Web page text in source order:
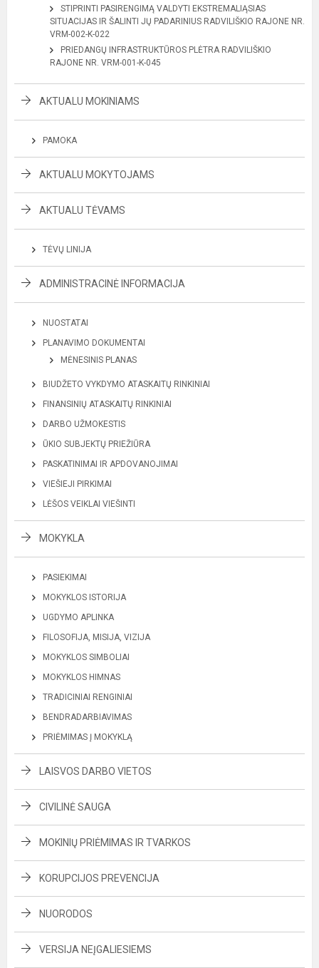
STIPRINTI PASIRENGIMĄ VALDYTI EKSTREMALIĄSIAS
SITUACIJAS IR ŠALINTI JŲ PADARINIUS RADVILIŠKIO RAJONE NR.
VRM-002-K-022
PRIEDANGŲ INFRASTRUKTŪROS PLĖTRA RADVILIŠKIO
RAJONE NR. VRM-001-K-045
AKTUALU MOKINIAMS
PAMOKA
AKTUALU MOKYTOJAMS
AKTUALU TĖVAMS
TĖVŲ LINIJA
ADMINISTRACINĖ INFORMACIJA
NUOSTATAI
PLANAVIMO DOKUMENTAI
MĖNESINIS PLANAS
BIUDŽETO VYKDYMO ATASKAITŲ RINKINIAI
FINANSINIŲ ATASKAITŲ RINKINIAI
DARBO UŽMOKESTIS
ŪKIO SUBJEKTŲ PRIEŽIŪRA
PASKATINIMAI IR APDOVANOJIMAI
VIEŠIEJI PIRKIMAI
LĖŠOS VEIKLAI VIEŠINTI
MOKYKLA
PASIEKIMAI
MOKYKLOS ISTORIJA
UGDYMO APLINKA
FILOSOFIJA, MISIJA, VIZIJA
MOKYKLOS SIMBOLIAI
MOKYKLOS HIMNAS
TRADICINIAI RENGINIAI
BENDRADARBIAVIMAS
PRIĖMIMAS Į MOKYKLĄ
LAISVOS DARBO VIETOS
CIVILINĖ SAUGA
MOKINIŲ PRIĖMIMAS IR TVARKOS
KORUPCIJOS PREVENCIJA
NUORODOS
VERSIJA NEĮGALIESIEMS